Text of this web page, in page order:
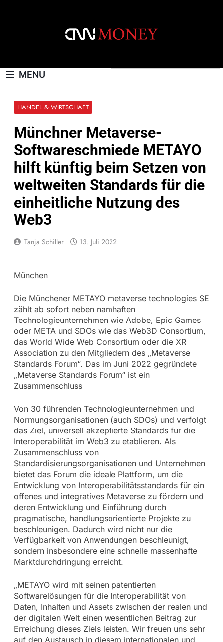
MENU
HANDEL & WIRTSCHAFT
Münchner Metaverse-
Softwareschmiede METAYO
hilft künftig beim Setzen von
weltweiten Standards für die
einheitliche Nutzung des
Web3
Tanja Schiller 13. Juli 2022
München
Die Münchener METAYO metaverse technologies SE
zählt ab sofort neben namhaften
Technologieunternehmen wie Adobe, Epic Games
oder META und SDOs wie das Web3D Consortium,
das World Wide Web Consortium oder die XR
Association zu den Mitgliedern des „Metaverse
Standards Forum“. Das im Juni 2022 gegründete
„Metaverse Standards Forum“ ist ein
Zusammenschluss
Von 30 führenden Technologieunternehmen und
Normungsorganisationen (auch SDOs) und verfolgt
das Ziel, universell akzeptierte Standards für die
Interoperabilität im Web3 zu etablieren. Als
Zusammenschluss von
Standardisierungsorganisationen und Unternehmen
bietet das Forum die ideale Plattform, um die
Entwicklung von Interoperabilitätsstandards für ein
offenes und integratives Metaverse zu fördern und
deren Entwicklung und Einführung durch
pragmatische, handlungsorientierte Projekte zu
beschleunigen. Dadurch wird nicht nur die
Verfügbarkeit von Anwendungen beschleunigt,
sondern insbesondere eine schnelle massenhafte
Marktdurchdringung erreicht.
„METAYO wird mit seinen patentierten
Softwarelösungen für die Interoperabilität von
Daten, Inhalten und Assets zwischen der realen und
der digitalen Welt einen wesentlichen Beitrag zur
Erreichung dieses Ziels leisten. Wir freuen uns sehr
auf den Austausch in diesem internationalen und